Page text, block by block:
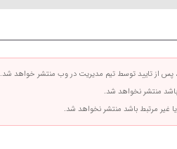
پس از تایید توسط تیم مدیریت در وب منتشر خواهد شد.
منتشر نخواهد شد.
غیر مرتبط باشد منتشر نخواهد شد.